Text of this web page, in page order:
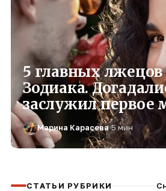
5 главных лжецов
Зодиака.
заслужил первое
Марина Карасева·5 мин
СТАТЬИ РУБРИКИ